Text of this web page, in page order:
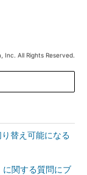
Inc. All Rights Reserved.
替え可能になる
関する質問にブ